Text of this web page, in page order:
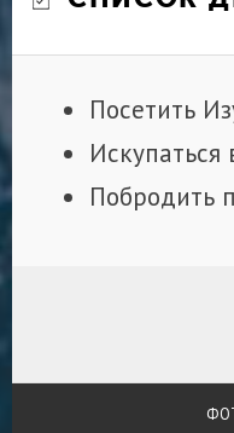
Посетить
Побродить